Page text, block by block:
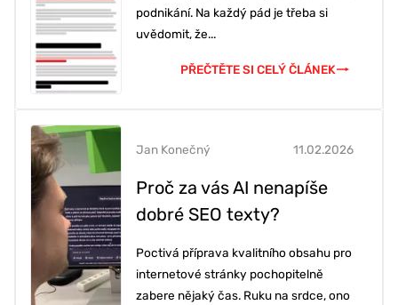
podnikání. Na každý pád je třeba si
uvědomit, že...
PŘEČTĚTE SI CELÝ ČLÁNEK
Proč za vás AI nenapíše
dobré SEO texty?
11.02.2026
Jan Konečný
Poctivá příprava kvalitního obsahu pro
internetové stránky pochopitelně
zabere nějaký čas. Ruku na srdce, ono